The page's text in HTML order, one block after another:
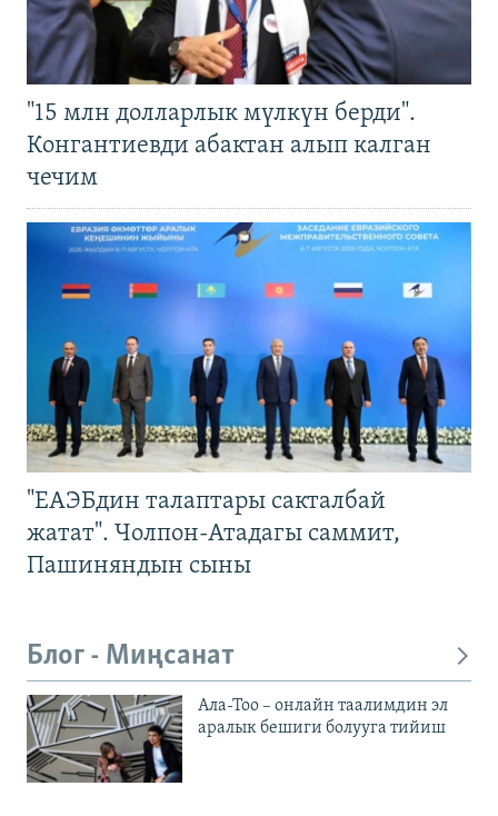
"15 млн долларлык мүлкүн берди".
Конгантиевди абактан алып калган
чечим
"ЕАЭБдин талаптары сакталбай
жатат". Чолпон-Атадагы саммит,
Пашиняндын сыны
Блог - Миңсанат
Ала-Тоо – онлайн таалимдин эл
аралык бешиги болууга тийиш